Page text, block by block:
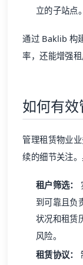
立的子站点。
通过 Baklib 构
率，还能增强
如何有
管理租赁物业
续的细节关注
租户筛选：
到可靠且负
状况和租赁
风险。
租赁协议：